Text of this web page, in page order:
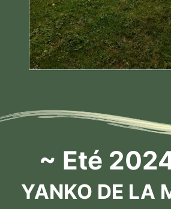
~ Eté
YANKO DE LA